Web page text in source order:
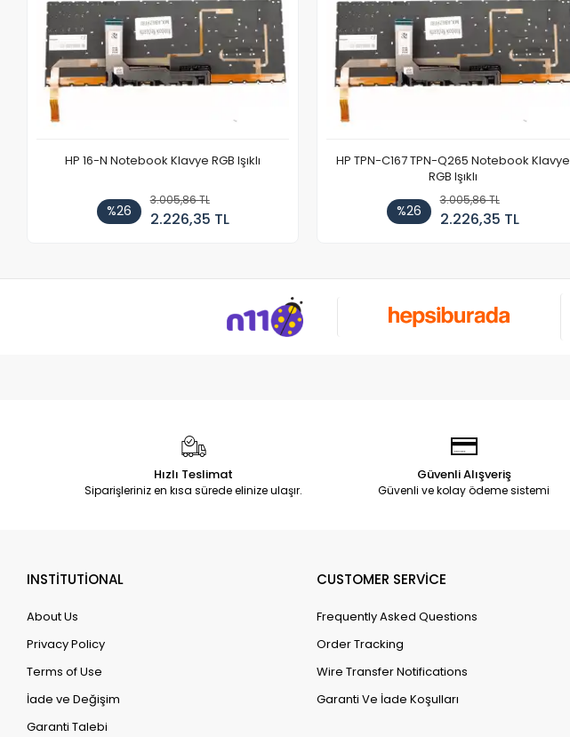
HP 16-N Notebook Klavye RGB Işıklı
%26
3.005,86 TL
2.226,35 TL
HP TPN-C167 TPN-Q265 Notebook Klavye
RGB Işıklı
%26
3.005,86 TL
2.226,35 TL
Hızlı Teslimat
Siparişleriniz en kısa sürede elinize ulaşır.
Güvenli Alışveriş
Güvenli ve kolay ödeme sistemi
INSTİTUTİONAL
About Us
Privacy Policy
Terms of Use
İade ve Değişim
Garanti Talebi
CUSTOMER SERVİCE
Frequently Asked Questions
Order Tracking
Wire Transfer Notifications
Garanti Ve İade Koşulları